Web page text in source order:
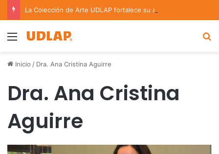
Menu
Inicio / Dra. Ana Cristina Aguirre
Dra. Ana Cristina
Aguirre